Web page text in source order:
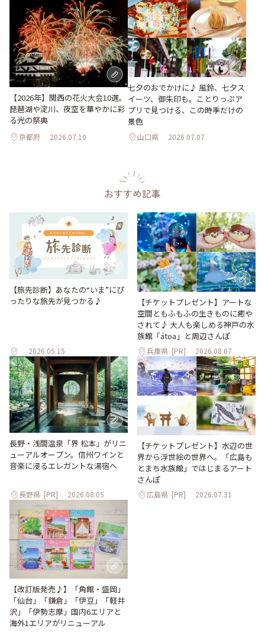
【2026年】関西の花火大会10選。
琵琶湖や淀川、夜空を華やかに彩
る光の祭典
京都府 2026.07.10
七夕のおでかけに♪ 風鈴、七夕ス
イーツ、御朱印も。ことりっぷア
プリで見つける、この時季だけの
景色
山口県 2026.07.07
おすすめ記事
【旅先診断】あなたの“いま”にぴ
ったりな旅先が見つかる♪
2026.05.15
【チケットプレゼント】アートな
空間ともふもふの生きものに癒や
されて♪ 大人も楽しめる神戸の水
族館「átoa」と周辺さんぽ
兵庫県 [PR] 2026.08.07
長野・浅間温泉「界 松本」がリニ
ューアルオープン。信州ワインと
音楽に浸るエレガントな湯宿へ
長野県 [PR] 2026.08.05
【チケットプレゼント】水辺の世
界から浮世絵の世界へ。「広島も
とまち水族館」ではじまるアート
さんぽ
広島県 [PR] 2026.07.31
【改訂版発売♪】「角館・盛岡」
「仙台」「鎌倉」「伊豆」「軽井
沢」「伊勢志摩」国内6エリアと
海外1エリアがリニューアル